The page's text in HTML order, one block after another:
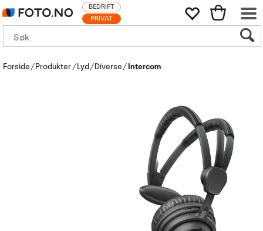
PRIVAT
BEDRIFT
Forside Produkter Lyd Diverse Intercom